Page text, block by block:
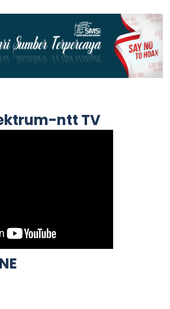
ntt TV